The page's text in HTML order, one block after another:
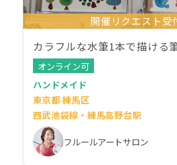
開催リクエスト受
カラフルな水筆1本で描ける
オンライン可
ハンドメイド
東京都 練馬区
西武池袋線・練馬高野台駅
フルールアートサロン